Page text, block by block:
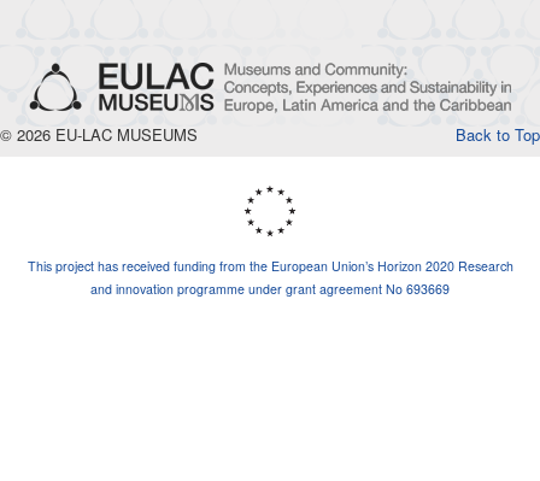
Back to Top
© 2026 EU-LAC MUSEUMS
This project has received funding from the European Union’s Horizon 2020 Research
and innovation programme under grant agreement No 693669